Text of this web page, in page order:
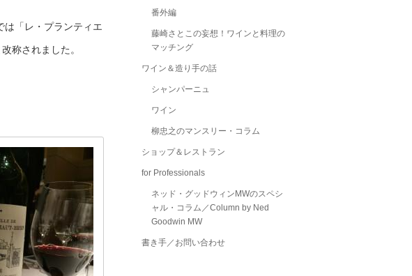
は「レ・プランティエ
称されました。
番外編
藤崎さとこの妄想！ワインと料理の
マッチング
ワイン＆造り手の話
シャンパーニュ
ワイン
柳忠之のマンスリー・コラム
ショップ＆レストラン
for Professionals
ネッド・グッドウィンMWのスペシ
ャル・コラム／Column by Ned
Goodwin MW
書き手／お問い合わせ